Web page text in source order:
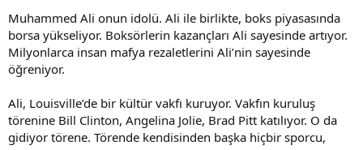
Muhammed Ali onun idolü. Ali ile birlikte, boks piyasasında
borsa yükseliyor. Boksörlerin kazançları Ali sayesinde artıyor.
Milyonlarca insan mafya rezaletlerini Ali’nin sayesinde
öğreniyor.
Ali, Louisville’de bir kültür vakfı kuruyor. Vakfın kuruluş
törenine Bill Clinton, Angelina Jolie, Brad Pitt katılıyor. O da
gidiyor törene. Törende kendisinden başka hiçbir sporcu,